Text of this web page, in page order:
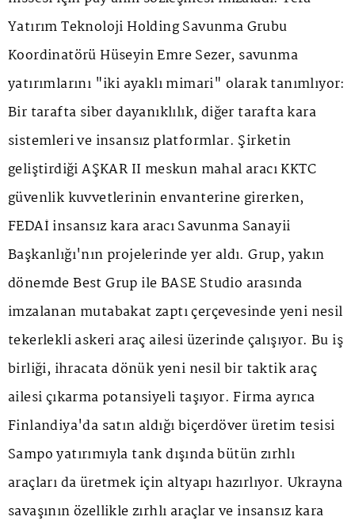
Yatırım Teknoloji Holding Savunma Grubu
Koordinatörü Hüseyin Emre Sezer, savunma
yatırımlarını "iki ayaklı mimari" olarak tanımlıyor:
Bir tarafta siber dayanıklılık, diğer tarafta kara
sistemleri ve insansız platformlar. Şirketin
geliştirdiği AŞKAR II meskun mahal aracı KKTC
güvenlik kuvvetlerinin envanterine girerken,
FEDAİ insansız kara aracı Savunma Sanayii
Başkanlığı'nın projelerinde yer aldı. Grup, yakın
dönemde Best Grup ile BASE Studio arasında
imzalanan mutabakat zaptı çerçevesinde yeni nesil
tekerlekli askeri araç ailesi üzerinde çalışıyor. Bu iş
birliği, ihracata dönük yeni nesil bir taktik araç
ailesi çıkarma potansiyeli taşıyor. Firma ayrıca
Finlandiya'da satın aldığı biçerdöver üretim tesisi
Sampo yatırımıyla tank dışında bütün zırhlı
araçları da üretmek için altyapı hazırlıyor. Ukrayna
savaşının özellikle zırhlı araçlar ve insansız kara